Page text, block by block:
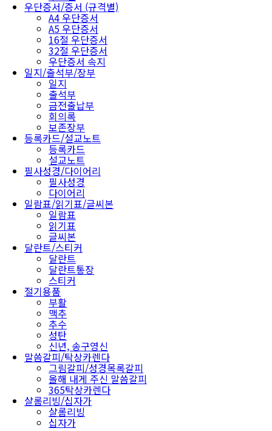
우단증서/증서 (규격별)
A4 우단증서
A5 우단증서
16절 우단증서
32절 우단증서
우단증서 속지
일지/출석부/장부
일지
출석부
금전출납부
회의록
보존장부
등록카드/설교노트
등록카드
설교노트
필사성경/다이어리
필사성경
다이어리
일람표/읽기표/글씨본
일람표
읽기표
글씨본
달란트/스티커
달란트
달란트통장
스티커
절기용품
부활
맥추
추수
성탄
신년, 송구영신
말씀갈피/탁상카렌다
그림갈피/성경목록갈피
올해 내게 주신 말씀갈피
365탁상카렌다
샬롬리빙/십자가
샬롬리빙
십자가